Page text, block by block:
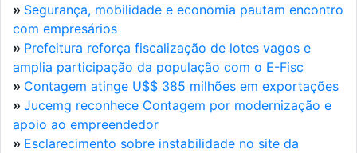
» Segurança, mobilidade e economia pautam encontro
com empresários
» Prefeitura reforça fiscalização de lotes vagos e
amplia participação da população com o E-Fisc
» Contagem atinge U$$ 385 milhões em exportações
» Jucemg reconhece Contagem por modernização e
apoio ao empreendedor
» Esclarecimento sobre instabilidade no site da